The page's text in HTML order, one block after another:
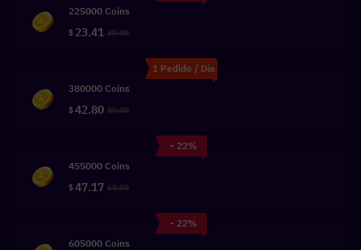
225000 Coins
$ 23.41 30.00
1 Pedido / Día
380000 Coins
$42.80 50.00
- 22%
455000 Coins
$47.17 60.00
- 22%
605000 Coins